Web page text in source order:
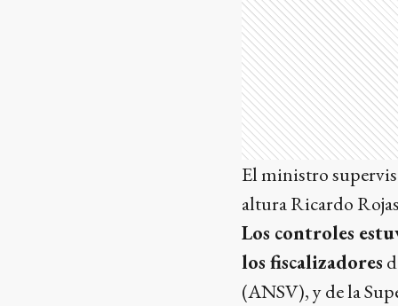
El ministro
altura Ricardo
Los controles
los fiscalizadores
(ANSV), y de la